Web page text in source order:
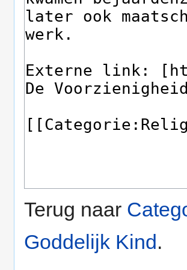
Terug naar
Goddelijk Kind .